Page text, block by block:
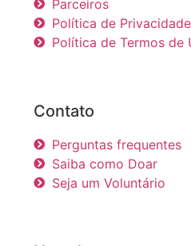
Parceiros
Política de Privacidade
Política de Termos de
Contato
Perguntas frequentes
Saiba como Doar
Seja um Voluntário